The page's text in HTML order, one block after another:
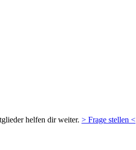
helfen dir weiter. > Frage stellen <